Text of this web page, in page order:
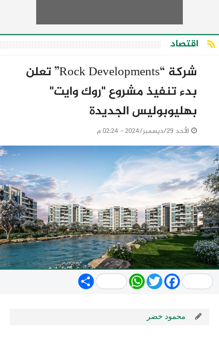
اقتصاد
شركة “Rock Developments” تعلن
بدء تنفيذ مشروع "روك وايت"
بهليوبوليس الجديدة
الأحد 29/ديسمبر/2024 - 02:24 م
Share WhatsApp
TwitterFacebook
محمود خضر